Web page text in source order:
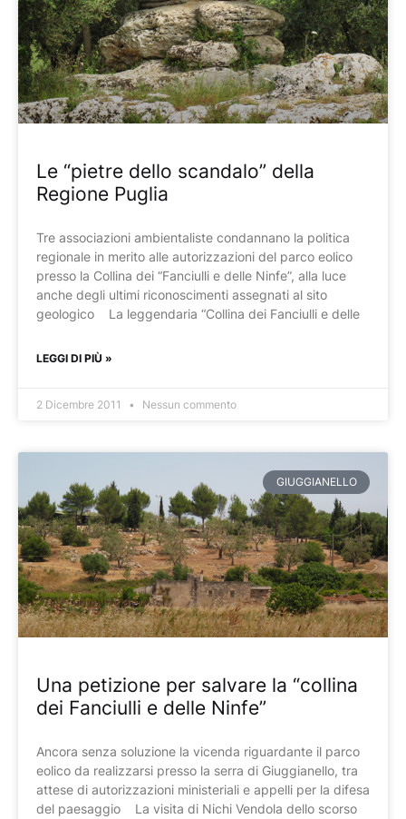
Le “pietre dello scandalo” della
Regione Puglia
Tre associazioni ambientaliste condannano la politica
regionale in merito alle autorizzazioni del parco eolico
presso la Collina dei “Fanciulli e delle Ninfe”, alla luce
anche degli ultimi riconoscimenti assegnati al sito
geologico La leggendaria “Collina dei Fanciulli e delle
LEGGI DI PIÙ »
2 Dicembre 2011 Nessun commento
GIUGGIANELLO
Una petizione per salvare la “collina
dei Fanciulli e delle Ninfe”
Ancora senza soluzione la vicenda riguardante il parco
eolico da realizzarsi presso la serra di Giuggianello, tra
attese di autorizzazioni ministeriali e appelli per la difesa
del paesaggio La visita di Nichi Vendola dello scorso